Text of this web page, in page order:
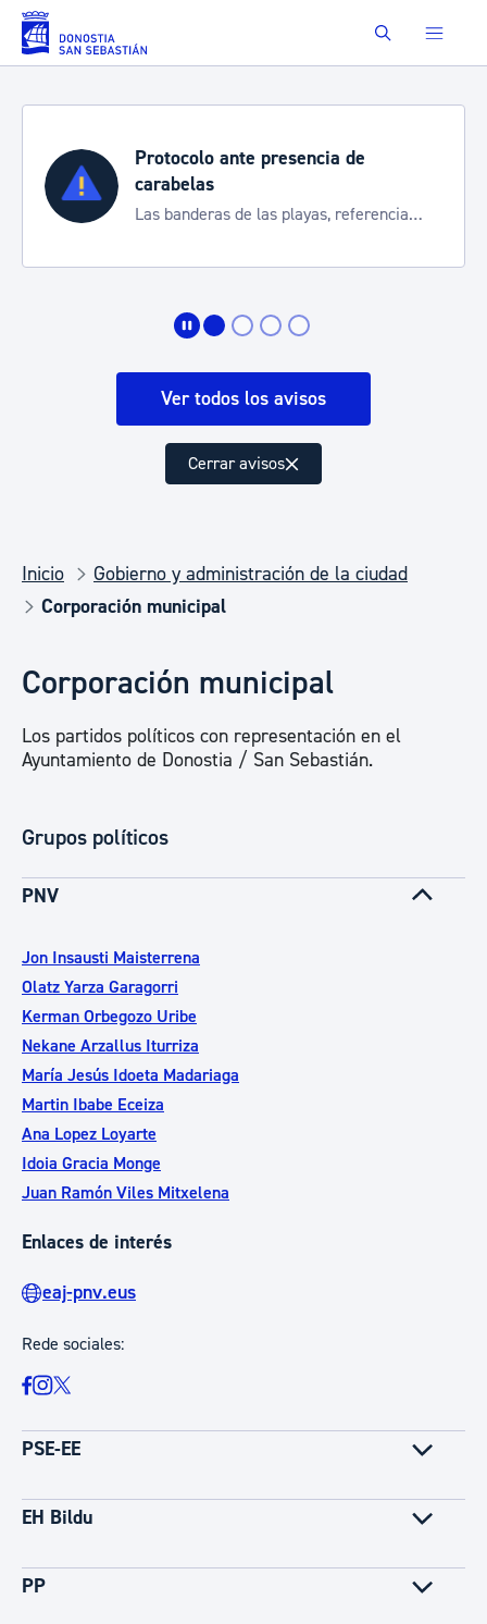
Saltar al contenido principal Buscar
presencia de
de las playas, referencia
Cortes de
de transporte
Ver todos los avisos
Cerrar avisos
Inicio
Gobierno y administración de la ciudad
Corporación municipal
Corporación municipal
Los partidos políticos con representación en el
Ayuntamiento de Donostia / San Sebastián.
Grupos políticos
PNV
Jon Insausti Maisterrena
Olatz Yarza Garagorri
Kerman Orbegozo Uribe
Nekane Arzallus Iturriza
María Jesús Idoeta Madariaga
Martin Ibabe Eceiza
Ana Lopez Loyarte
Idoia Gracia Monge
Juan Ramón Viles Mitxelena
Enlaces de interés
eaj-pnv.eus
Rede sociales:
PSE-EE
EH Bildu
PP